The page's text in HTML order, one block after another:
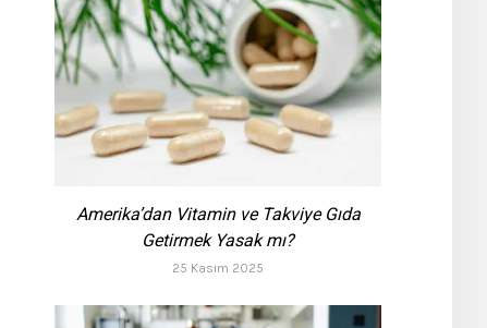
Amerika’dan Vitamin ve Takviye Gıda
Getirmek Yasak mı?
25 Kasım 2025